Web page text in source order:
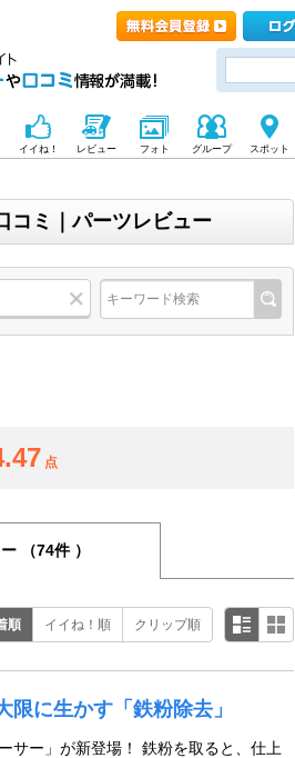
イイね！ レビュー フォト グループ スポット
コミ｜パーツレビュー
点
（74件 ）
順 イイね！順 クリップ順
に生かす「鉄粉除去」
サー」が新登場！ 鉄粉を取ると、仕上